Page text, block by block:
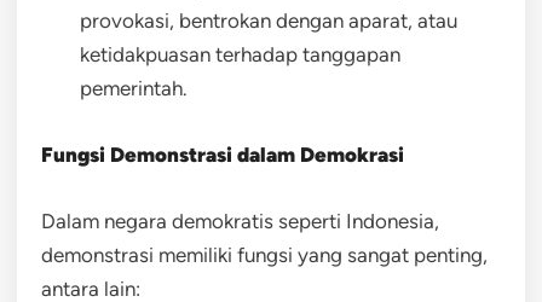
provokasi, bentrokan dengan aparat, atau
ketidakpuasan terhadap tanggapan
pemerintah.
Fungsi Demonstrasi dalam Demokrasi
Dalam negara demokratis seperti Indonesia,
demonstrasi memiliki fungsi yang sangat penting,
antara lain: